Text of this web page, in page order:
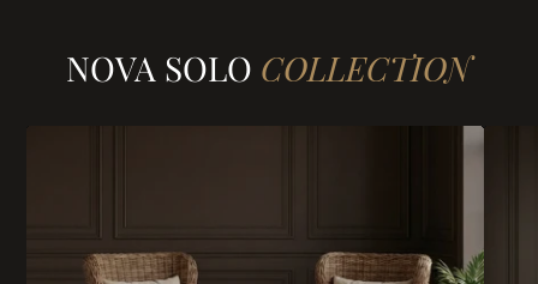
NOVA SOLO COLLECTION